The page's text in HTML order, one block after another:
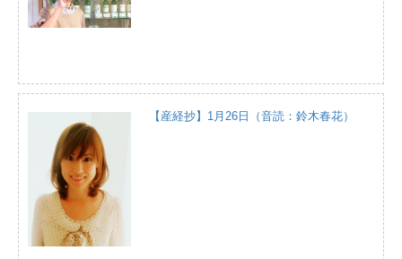
【産経抄】1月26日（音読：鈴木春花）